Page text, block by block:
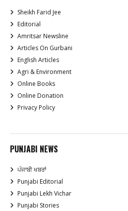
Sheikh Farid Jee
Editorial
Amritsar Newsline
Articles On Gurbani
English Articles
Agri & Environment
Online Books
Online Donation
Privacy Policy
PUNJABI NEWS
ਪੰਜਾਬੀ ਖਬਰਾਂ
Punjabi Editorial
Punjabi Lekh Vichar
Punjabi Stories